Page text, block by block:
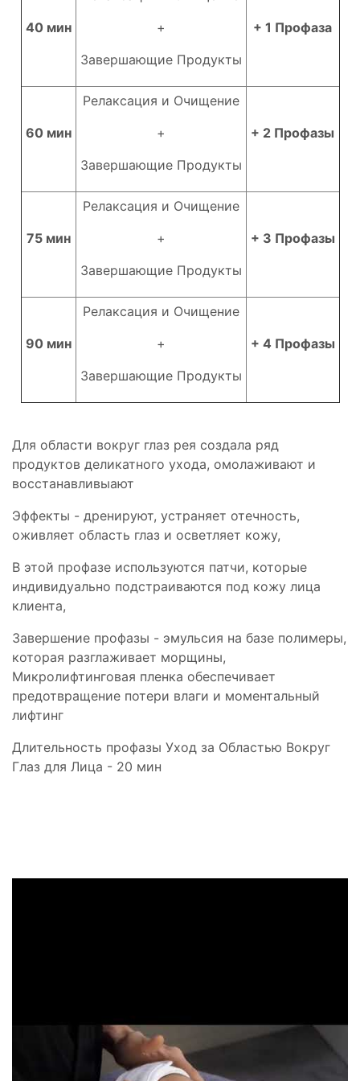
40 мин
+
Завершающие Продукты
+ 1 Профаза
60 мин
Релаксация и Очищение
+
Завершающие Продукты
+ 2 Профазы
75 мин
Релаксация и Очищение
+
Завершающие Продукты
+ 3 Профазы
90 мин
Релаксация и Очищение
+
Завершающие Продукты
+ 4 Профазы
Для области вокруг глаз рея создала ряд
продуктов деликатного ухода, омолаживают и
восстанавливыают
Эффекты - дренируют, устраняет отечность,
оживляет область глаз и осветляет кожу,
В этой профазе используются патчи, которые
индивидуально подстраиваются под кожу лица
клиента,
Завершение профазы - эмульсия на базе полимеры,
которая разглаживает морщины,
Микролифтинговая пленка обеспечивает
предотвращение потери влаги и моментальный
лифтинг
Длительность профазы Уход за Областью Вокруг
Глаз для Лица - 20 мин